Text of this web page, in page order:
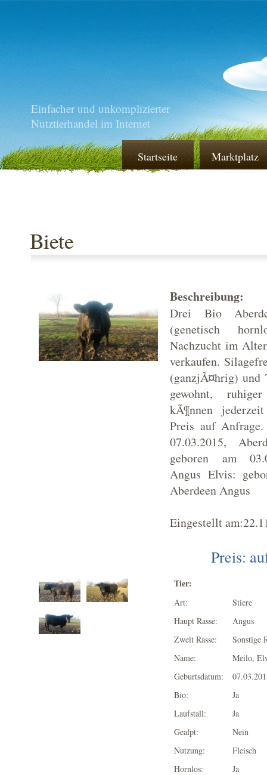
Einfacher und unkomplizierter
Nutztierhandel im Internet
Startseite Marktplatz
Biete
Beschreibung:
Drei Bio
(genetisch
Nachzucht im
verkaufen.
(ganzjÃ¤hrig) und
gewohnt,
kÃ¶nnen
Preis auf
07.03.2015,
geboren am
Angus Elvis:
Aberdeen Angus
Eingestellt
Preis:
Tier:
Art:
Stiere
Haupt Rasse:
Angus
Zweit Rasse:
Sonstige
Name:
Meilo,
Geburtsdatum:
Bio:
Ja
Laufstall:
Ja
Gealpt:
Nein
Nutzung:
Fleisch
Hornlos:
Ja